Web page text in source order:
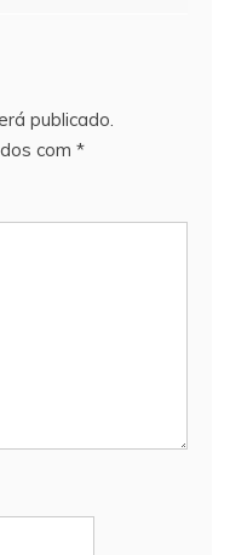
publicado.
com *